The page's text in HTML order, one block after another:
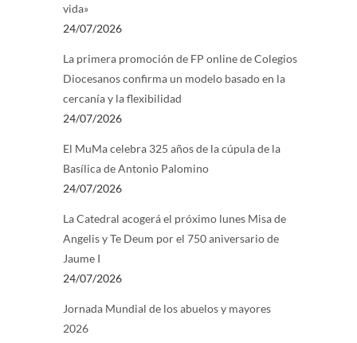
vida»
24/07/2026
La primera promoción de FP online de Colegios
Diocesanos confirma un modelo basado en la
cercanía y la flexibilidad
24/07/2026
El MuMa celebra 325 años de la cúpula de la
Basílica de Antonio Palomino
24/07/2026
La Catedral acogerá el próximo lunes Misa de
Angelis y Te Deum por el 750 aniversario de
Jaume I
24/07/2026
Jornada Mundial de los abuelos y mayores
2026